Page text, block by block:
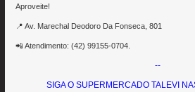
Aproveite!
📍 Av. Marechal Deodoro Da Fonseca, 801
📲 Atendimento: (42) 99155-0704.
--
SIGA O SUPERMERCADO TALEVI